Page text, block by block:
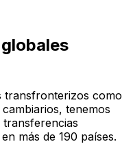
transfronterizos como
tenemos
más de 190 países.